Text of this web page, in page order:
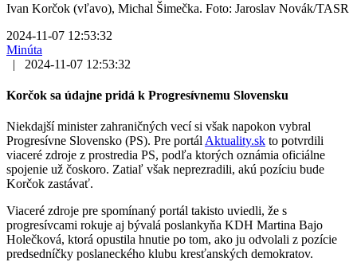
Ivan Korčok (vľavo), Michal Šimečka. Foto: Jaroslav Novák/TASR
2024-11-07 12:53:32
Minúta
|
2024-11-07 12:53:32
Korčok sa údajne pridá k Progresívnemu Slovensku
Niekdajší minister zahraničných vecí si však napokon vybral
Progresívne Slovensko (PS). Pre portálAktuality.sk to potvrdili
viaceré zdroje z prostredia PS, podľa ktorých oznámia oficiálne
spojenie už čoskoro. Zatiaľ však neprezradili, akú pozíciu bude
Korčok zastávať.
Viaceré zdroje pre spomínaný portál takisto uviedli, že s
progresívcami rokuje aj bývalá poslankyňa KDH Martina Bajo
Holečková, ktorá opustila hnutie po tom, ako ju odvolali z pozície
predsedníčky poslaneckého klubu kresťanských demokratov.